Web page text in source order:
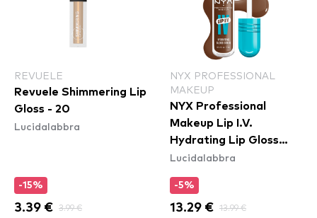
REVUELE
Revuele Shimmering Lip
Gloss - 20
Lucidalabbra
-15%
3.39 € 3.99 €
NYX PROFESSIONAL
MAKEUP
NYX Professional
Makeup Lip I.V.
Hydrating Lip Gloss
Stain - 03 Splash N
Lucidalabbra
-5%
13.29 € 13.99 €